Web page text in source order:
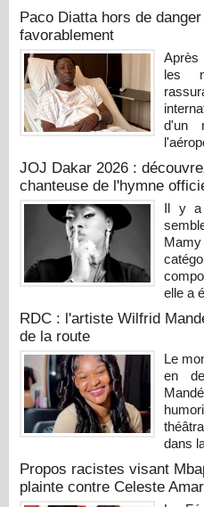
Paco Diatta hors de
favorablement
Après
les
d'un
JOJ Dakar 2026 :
chanteuse de l'hymne
Il y a
elle a
RDC : l'artiste Wilfrid
de la route
Le
en
dans
Propos racistes visant
plainte contre Celeste